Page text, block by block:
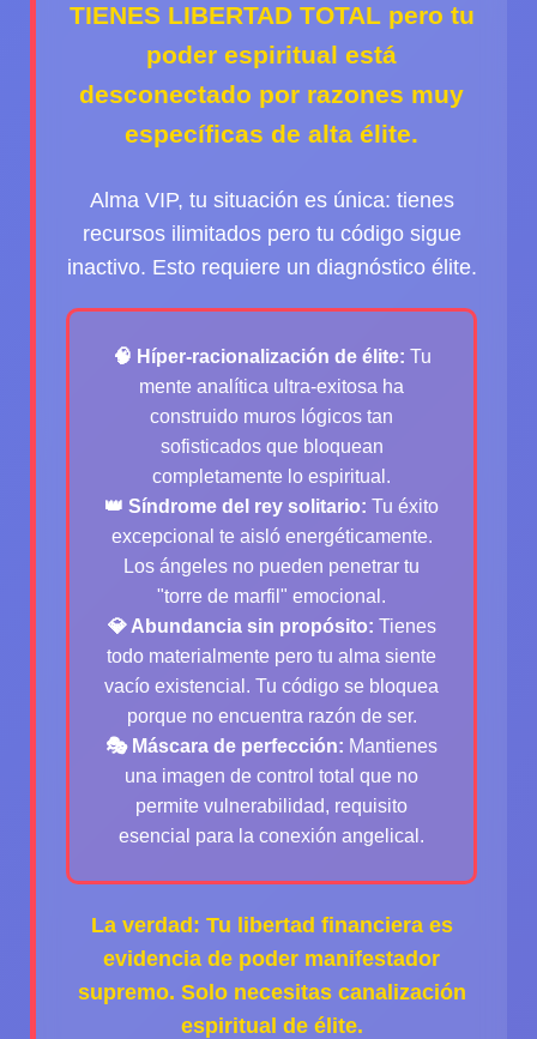
TIENES LIBERTAD TOTAL pero tu
poder espiritual está
desconectado por razones muy
específicas de alta élite.
Alma VIP, tu situación es única: tienes
recursos ilimitados pero tu código sigue
inactivo. Esto requiere un diagnóstico élite.
🧠 Híper-racionalización de élite: Tu
mente analítica ultra-exitosa ha
construido muros lógicos tan
sofisticados que bloquean
completamente lo espiritual.
👑 Síndrome del rey solitario: Tu éxito
excepcional te aisló energéticamente.
Los ángeles no pueden penetrar tu
"torre de marfil" emocional.
💎 Abundancia sin propósito: Tienes
todo materialmente pero tu alma siente
vacío existencial. Tu código se bloquea
porque no encuentra razón de ser.
🎭 Máscara de perfección: Mantienes
una imagen de control total que no
permite vulnerabilidad, requisito
esencial para la conexión angelical.
La verdad: Tu libertad financiera es
evidencia de poder manifestador
supremo. Solo necesitas canalización
espiritual de élite.